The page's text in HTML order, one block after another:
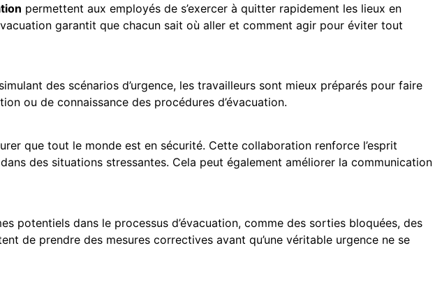
permettent aux employés de s’exercer à quitter rapidement les lieux en
garantit que chacun sait où aller et comment agir pour éviter tout
des scénarios d’urgence, les travailleurs sont mieux préparés pour faire
ou de connaissance des procédures d’évacuation.
que tout le monde est en sécurité. Cette collaboration renforce l’esprit
des situations stressantes. Cela peut également améliorer la communication
potentiels dans le processus d’évacuation, comme des sorties bloquées, des
de prendre des mesures correctives avant qu’une véritable urgence ne se